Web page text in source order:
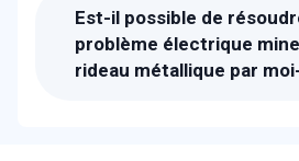
Assurez-vous que le moteur
correctement. Si le
s'agir d'une défaillance
Est-il possible de
problème électrique
rideau métallique par